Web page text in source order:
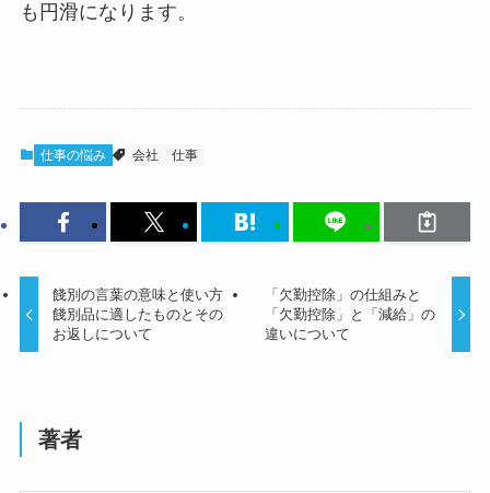
も円滑になります。
仕事の悩み 会社 仕事
餞別の言葉の意味と使い方
餞別品に適したものとその
お返しについて
「欠勤控除」の仕組みと
「欠勤控除」と「減給」の
違いについて
著者